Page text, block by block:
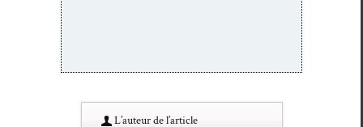
L’au­teur de l’article